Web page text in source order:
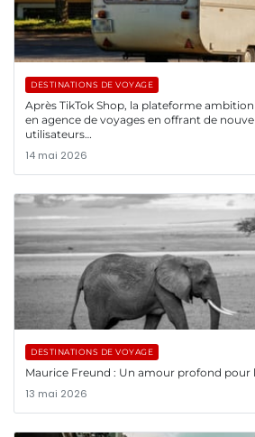
DESTINATIONS DE VOYAGE
Après TikTok Shop, la plateforme
en agence de voyages en offrant de
utilisateurs…
14 mai 2026
DESTINATIONS DE VOYAGE
Maurice Freund : Un amour profond pour
13 mai 2026